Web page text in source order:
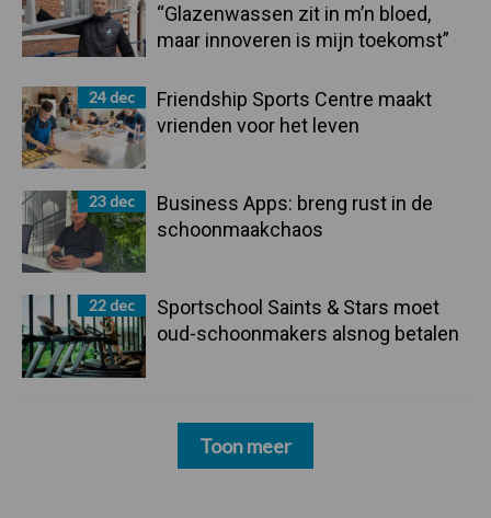
“Glazenwassen zit in m’n bloed,
maar innoveren is mijn toekomst”
24 dec
Friendship Sports Centre maakt
vrienden voor het leven
23 dec
Business Apps: breng rust in de
schoonmaakchaos
22 dec
Sportschool Saints & Stars moet
oud-schoonmakers alsnog betalen
Toon meer